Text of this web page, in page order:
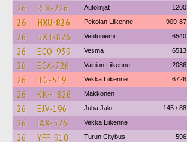
26 RLX-226 Autolinjat 1200
26 HXU-826 Pekolan Liikenne 909-87
26 UXT-826 Ventoniemi 6540
26 ECO-939 Vesma 6513
26 ECA-726 Vainion Liikenne 2086
26 ILG-519 Vekka Liikenne 6726
26 KKH-826 Makkonen
26 EJV-196 Juha Jalo 145 / 88
26 IAX-526 Vekka Liikenne
26 YFF-910 Turun Citybus 596